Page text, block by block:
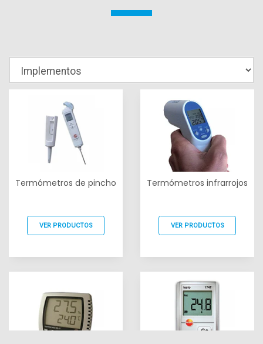
Termómetros de pincho
VER PRODUCTOS
Termómetros infrarrojos
VER PRODUCTOS